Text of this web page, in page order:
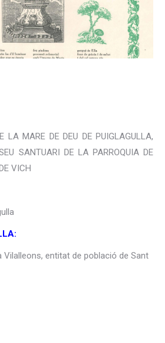
LA MARE DE DEU DE PUIGLAGULLA,
SANTUARI DE LA PARROQUIA DE
VICH
Vilalleons, entitat de població de Sant